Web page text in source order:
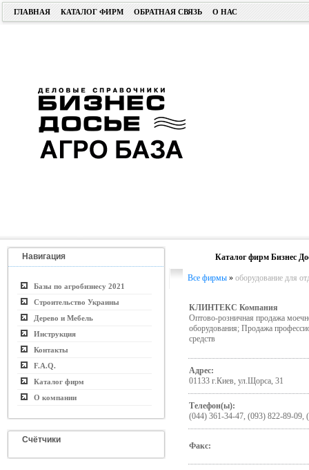
ГЛАВНАЯ КАТАЛОГ ФИРМ ОБРАТНАЯ СВЯЗЬ О НАС
Навигация
Базы по агробизнесу 2021
Строительство Украины
Дерево и Мебель
Инструкция
Контакты
F.A.Q.
Каталог фирм
О компании
Счётчики
Каталог фирм Бизнес
Все фирмы » оборудование для
КЛИНТЕКС Компания
Оптово-розничная продажа
оборудования; Продажа
средств
Адрес:
01133 г.Киев, ул.Щорса, 31
Телефон(ы):
(044) 361-34-47, (093) 822-89-09,
Факс: